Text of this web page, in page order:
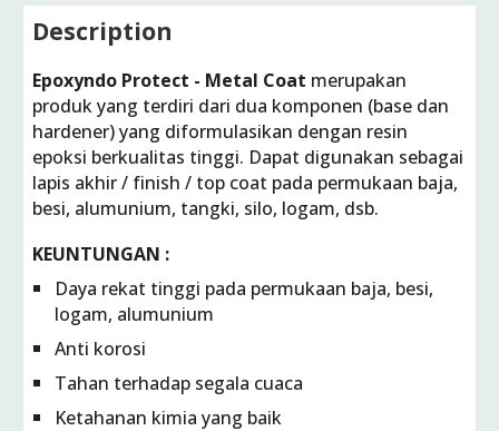
Description
Epoxyndo Protect - Metal Coat merupakan
produk yang terdiri dari dua komponen (base dan
hardener) yang diformulasikan dengan resin
epoksi berkualitas tinggi. Dapat digunakan sebagai
lapis akhir / finish / top coat pada permukaan baja,
besi, alumunium, tangki, silo, logam, dsb.
KEUNTUNGAN :
Daya rekat tinggi pada permukaan baja, besi,
logam, alumunium
Anti korosi
Tahan terhadap segala cuaca
Ketahanan kimia yang baik